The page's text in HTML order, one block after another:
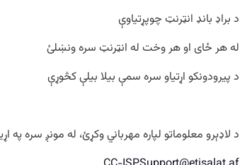
د براډ بانډ انټرنټ چوپړتیاوې
له هر ځای او هر وخت له انټرنټ سره ونښلئ
د پیرودونکو اړتیاو سره سمې بیلا بیلې کڅوړې
د لاډېرو معلوماتو لپاره مهرباني وکړئ، له مونږ سره په